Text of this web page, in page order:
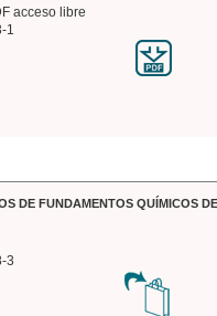
acceso libre
1
DE FUNDAMENTOS QUÍMICOS
3